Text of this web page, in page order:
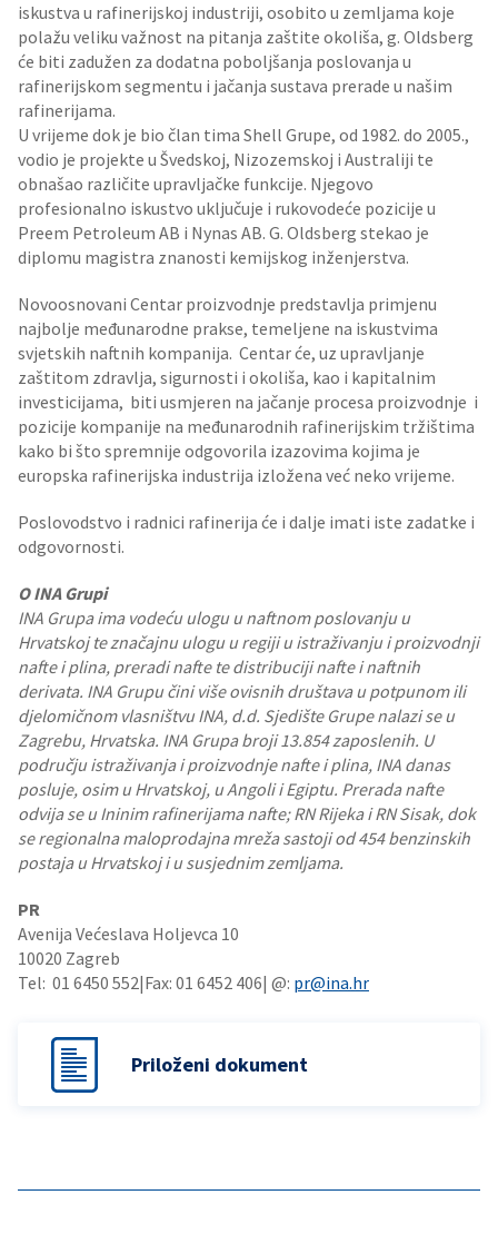
iskustva u rafinerijskoj industriji, osobito u zemljama koje
polažu veliku važnost na pitanja zaštite okoliša, g. Oldsberg
će biti zadužen za dodatna poboljšanja poslovanja u
rafinerijskom segmentu i jačanja sustava prerade u našim
rafinerijama.
U vrijeme dok je bio član tima Shell Grupe, od 1982. do 2005.,
vodio je projekte u Švedskoj, Nizozemskoj i Australiji te
obnašao različite upravljačke funkcije. Njegovo
profesionalno iskustvo uključuje i rukovodeće pozicije u
Preem Petroleum AB i Nynas AB. G. Oldsberg stekao je
diplomu magistra znanosti kemijskog inženjerstva.
Novoosnovani Centar proizvodnje predstavlja primjenu
najbolje međunarodne prakse, temeljene na iskustvima
svjetskih naftnih kompanija. Centar će, uz upravljanje
zaštitom zdravlja, sigurnosti i okoliša, kao i kapitalnim
investicijama, biti usmjeren na jačanje procesa proizvodnje i
pozicije kompanije na međunarodnih rafinerijskim tržištima
kako bi što spremnije odgovorila izazovima kojima je
europska rafinerijska industrija izložena već neko vrijeme.
Poslovodstvo i radnici rafinerija će i dalje imati iste zadatke i
odgovornosti.
O INA Grupi
INA Grupa ima vodeću ulogu u naftnom poslovanju u
Hrvatskoj te značajnu ulogu u regiji u istraživanju i proizvodnji
nafte i plina, preradi nafte te distribuciji nafte i naftnih
derivata. INA Grupu čini više ovisnih društava u potpunom ili
djelomičnom vlasništvu INA, d.d. Sjedište Grupe nalazi se u
Zagrebu, Hrvatska. INA Grupa broji 13.854 zaposlenih. U
području istraživanja i proizvodnje nafte i plina, INA danas
posluje, osim u Hrvatskoj, u Angoli i Egiptu. Prerada nafte
odvija se u Ininim rafinerijama nafte; RN Rijeka i RN Sisak, dok
se regionalna maloprodajna mreža sastoji od 454 benzinskih
postaja u Hrvatskoj i u susjednim zemljama.
PR
Avenija Većeslava Holjevca 10
10020 Zagreb
Tel: 01 6450 552|Fax: 01 6452 406| @: pr@ina.hr
Priloženi dokument